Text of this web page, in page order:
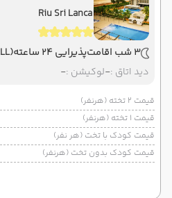
Riu Sri Lanca
3 شب اقامت پذیرایی 24 ساعته
(UALL)
دید اتاق :-لوکیشن :-
قیمت 2 تخته (هرنفر)
قیمت 1 تخته (هرنفر)
قیمت کودک با تخت (هر نفر)
قیمت کودک بدون تخت (هرنفر)